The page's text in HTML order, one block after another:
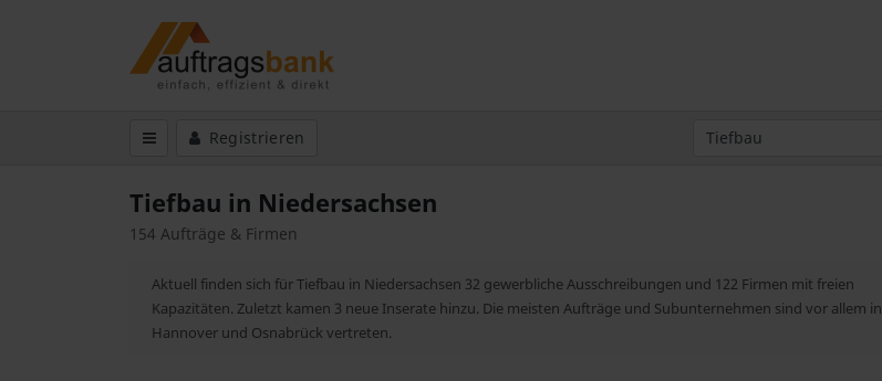
Registrieren
Tiefbau in Niedersachsen
154 Aufträge & Firmen
Aktuell finden sich für Tiefbau in Niedersachsen 32 gewerbliche Ausschreibungen und 122 Firmen mit freien
Kapazitäten. Zuletzt kamen 3 neue Inserate hinzu. Die meisten Aufträge und Subunternehmen sind vor allem in
Hannover und Osnabrück vertreten.